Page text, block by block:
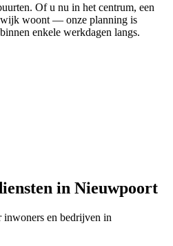
Of u nu in het centrum, een
woont — onze planning is
enkele werkdagen langs.
in Nieuwpoort
inwoners en bedrijven in